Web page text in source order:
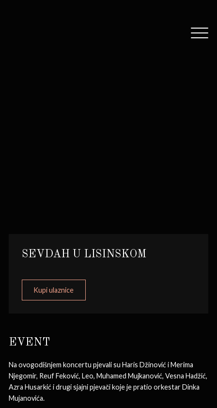
SEVDAH U LISINSKOM
Kupi ulaznice
EVENT
Na ovogodišnjem koncertu pjevali su Haris Džinović i Merima
Njegomir, Reuf Feković, Leo, Muhamed Mujkanović, Vesna Hadžić,
Azra Husarkić i drugi sjajni pjevači koje je pratio orkestar Dinka
Mujanovića.